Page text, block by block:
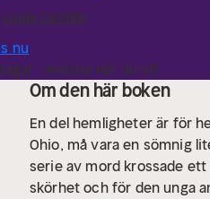
Linda Castillo
nu
· Avsluta när du vill
Om den här boken
En del hemligheter är för
Ohio, må vara en sömnig
serie av mord krossade
skörhet och för den unga